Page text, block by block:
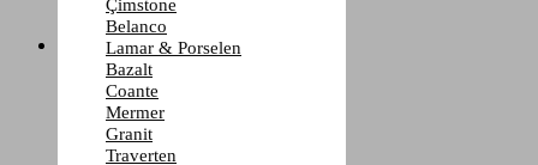
Traverten
Uygulamalar
Mutfak Uygulamaları
Banyo Kaplama
Duvar Kaplama
Basamak
Dış Cephe Kaplama
Çimstone
Belanco
Lamar & Porselen
Bazalt
Coante
Mermer
Granit
Traverten